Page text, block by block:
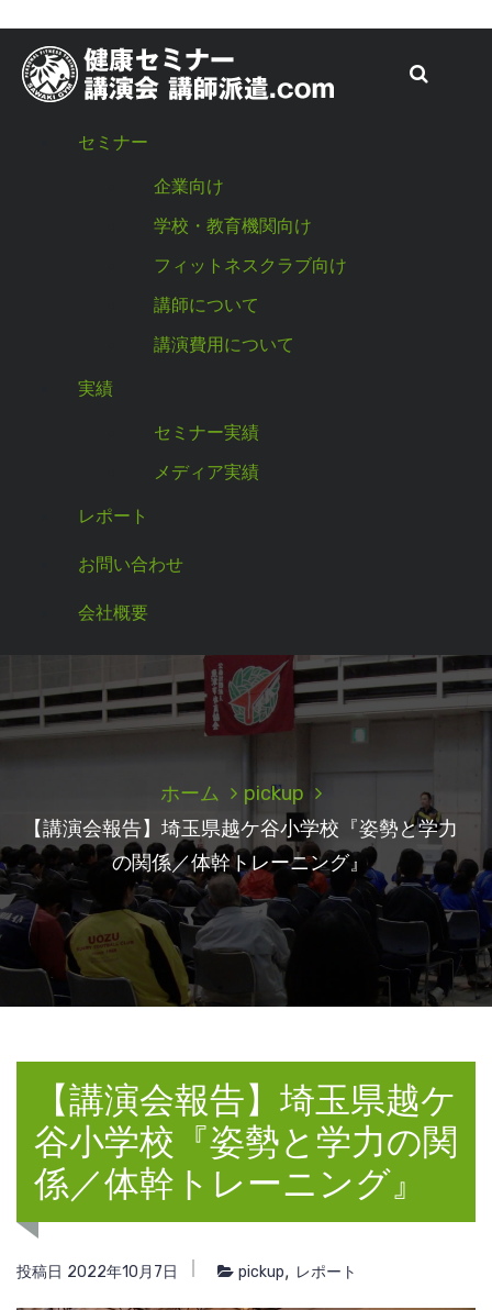
法人のお客様を対象に、健康の専門家
（トレーナーなど医科学スペシャリス
ト）の 派遣による法人様向けプログラ
ム＆健康セミナーを行っております。
セミナー
企業向け
学校・教育機関向け
フィットネスクラブ向け
講師について
講演費用について
実績
セミナー実績
メディア実績
レポート
お問い合わせ
会社概要
ホーム pickup
【講演会報告】埼玉県越ケ谷小学校『姿勢と学力
の関係／体幹トレーニング』
【講演会報告】埼玉県越ケ
谷小学校『姿勢と学力の関
係／体幹トレーニング』
投稿日 2022年10月7日 pickup, レポート